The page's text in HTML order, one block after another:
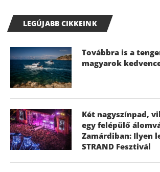
LEGÚJABB CIKKEINK
Továbbra is a
magyarok
Két nagyszínpad,
egy felépülő
Zamárdiban: Ilyen
STRAND Fesztivál